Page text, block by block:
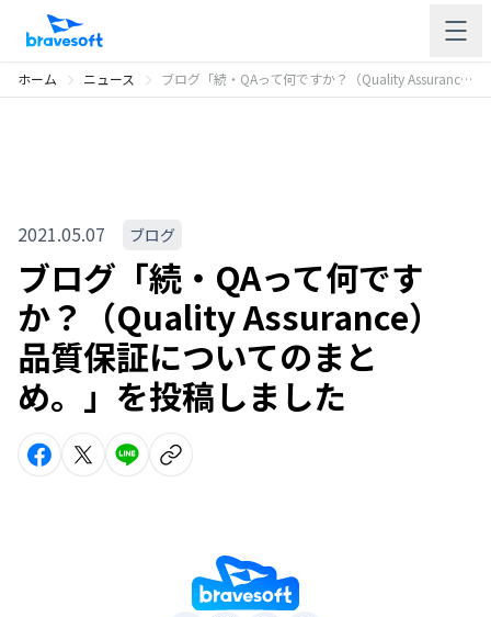
ホーム ニュース ブログ「続・QAって何ですか？（Quality Assurance）品質保証についてのまとめ。」を投稿しました
2021.05.07 ブログ
ブログ「続・QAって何です
か？（Quality Assurance）
品質保証についてのまと
め。」を投稿しました